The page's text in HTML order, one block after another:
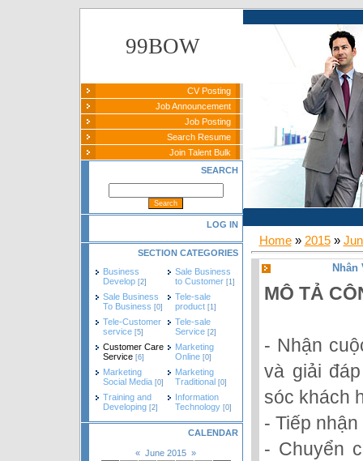
99BOW
CV Posting
Job Announcement
Job Posting
Search Resume
Join Talent Bulk
SEARCH
LOG IN
SECTION CATEGORIES
Business
Develop [2]
Sale Business
to Customer [1]
Sale Business
To Business [0]
Tele-sale
product [1]
Tele-Customer
service [5]
Tele-sale
Service [2]
Customer Care
Service [6]
Marketing
Online [0]
Marketing
Social Media [0]
Marketing
Traditional [0]
Training and
Developing [2]
Information
Technology [0]
CALENDAR
« June 2015 »
Home» 2015 »
Nhân
MÔ TẢ
- Nhận
và giải
sóc khách
- Tiếp
- Chuyển